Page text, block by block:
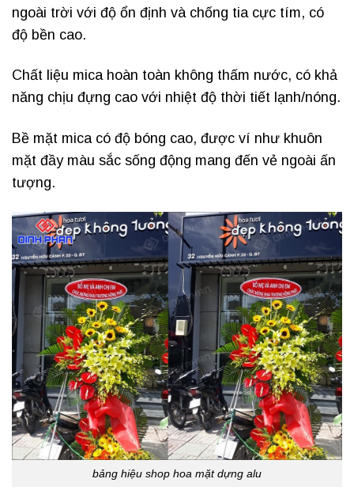
ngoài trời với độ ổn định và chống tia cực tím, có
độ bền cao.
Chất liệu mica hoàn toàn không thấm nước, có khả
năng chịu đựng cao với nhiệt độ thời tiết lạnh/nóng.
Bề mặt mica có độ bóng cao, được ví như khuôn
mặt đầy màu sắc sống động mang đến vẻ ngoài ấn
tượng.
bảng hiệu shop hoa mặt dựng alu